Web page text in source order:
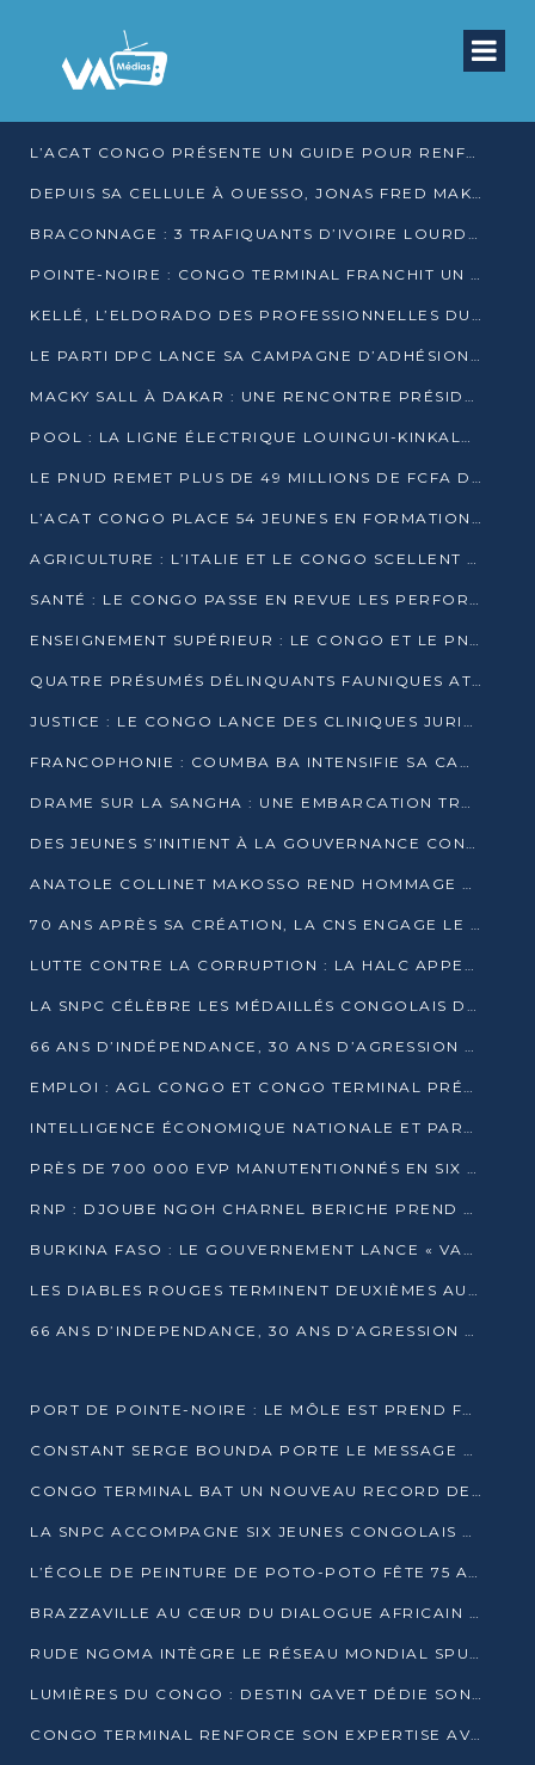
L’ACAT CONGO PRÉSENTE UN GUIDE POUR RENFORCER LES GARANTIES JUDICIAIRES EN GARDE À VUE
DEPUIS SA CELLULE À OUESSO, JONAS FRED MAKITA DÉNONCE CE QU’IL QUALIFIE DE DÉNI DE JUSTICE
BRACONNAGE : 3 TRAFIQUANTS D’IVOIRE LOURDEMENT CONDAMNÉS À DJAMBALA
POINTE-NOIRE : CONGO TERMINAL FRANCHIT UN CAP HISTORIQUE AVEC 99 MOUVEMENTS/HEURE
KELLÉ, L’ELDORADO DES PROFESSIONNELLES DU SEXE
LE PARTI DPC LANCE SA CAMPAGNE D’ADHÉSIONS ET VEUT STRUCTURER SA PRÉSENCE DANS LES 15 DÉPARTEMENTS
MACKY SALL À DAKAR : UNE RENCONTRE PRÉSIDENTIELLE QUI DIVISE L’OPINION SÉNÉGALAISE
POOL : LA LIGNE ÉLECTRIQUE LOUINGUI-KINKALA-BOKO MISE EN SERVICE
LE PNUD REMET PLUS DE 49 MILLIONS DE FCFA D’ÉQUIPEMENTS POUR ACCÉLÉRER LA NUMÉRISATION DU SYSTÈME DE SANTÉ
L’ACAT CONGO PLACE 54 JEUNES EN FORMATION PROFESSIONNELLE
AGRICULTURE : L’ITALIE ET LE CONGO SCELLENT UN PARTENARIAT POUR UNE PRODUCTION LOCALE DURABLE
SANTÉ : LE CONGO PASSE EN REVUE LES PERFORMANCES DE SES HÔPITAUX À MI-PARCOURS
ENSEIGNEMENT SUPÉRIEUR : LE CONGO ET LE PNUD VEULENT RAPPROCHER LA FORMATION UNIVERSITAIRE DES BESOINS DU MARCHÉ DE L’EMPLOI
QUATRE PRÉSUMÉS DÉLINQUANTS FAUNIQUES ATTENDUS DEVANT LA JUSTICE POUR TRAFIC D’IVOIRE
JUSTICE : LE CONGO LANCE DES CLINIQUES JURIDIQUES POUR RAPPROCHER LE DROIT DES CITOYENS
FRANCOPHONIE : COUMBA BA INTENSIFIE SA CAMPAGNE POUR LA SUCCESSION À LA TÊTE DE L’OIF
DRAME SUR LA SANGHA : UNE EMBARCATION TRANSPORTANT DES FIDÈLES DE « NZAMBÉ YA L’HUILE » FAIT NAUFRAGE À OUESSO
DES JEUNES S’INITIENT À LA GOUVERNANCE CONTINENTALE À BRAZZAVILLE
ANATOLE COLLINET MAKOSSO REND HOMMAGE À JEAN-PAUL PIGASSE
70 ANS APRÈS SA CRÉATION, LA CNS ENGAGE LE VIRAGE DE LA DIGITALISATION
LUTTE CONTRE LA CORRUPTION : LA HALC APPELLE À PASSER DES DISCOURS AUX ACTES
LA SNPC CÉLÈBRE LES MÉDAILLÉS CONGOLAIS DES OLYMPIADES PANAFRICAINES DE MATHÉMATIQUES 2026
66 ANS D’INDÉPENDANCE, 30 ANS D’AGRESSION RWANDAISE : 4 PRÉSIDENCES, UN ÉCHEC COLLECTIF
EMPLOI : AGL CONGO ET CONGO TERMINAL PRÉSÉLECTIONNENT PLUS DE 70 JEUNES À POINTE-NOIRE
INTELLIGENCE ÉCONOMIQUE NATIONALE ET PARTENARIATS INTERNATIONAUX : VERS UNE DOCTRINE SOUVERAINE DE SÉCURITÉ ÉCONOMIQUE
PRÈS DE 700 000 EVP MANUTENTIONNÉS EN SIX MOIS PAR CONGO TERMINAL
RNP : DJOUBE NGOH CHARNEL BERICHE PREND LES RÊNES DU PARTI
BURKINA FASO : LE GOUVERNEMENT LANCE « VACANCES UTILES 2026 » POUR FORMER LES ÉLÈVES À 15 MÉTIERS
LES DIABLES ROUGES TERMINENT DEUXIÈMES AU CHAMPIONNAT D’AFRIQUE ZONE 3
66 ANS D’INDEPENDANCE, 30 ANS D’AGRESSION RWAN DAISE : 4 PRESIDENCES, UN ECHEC COLLECTIF
PORT DE POINTE-NOIRE : LE MÔLE EST PREND FORME ET VISE LES GÉANTS DES MERS
CONSTANT SERGE BOUNDA PORTE LE MESSAGE DE COMPASSION DE DENIS SASSOU NGUESSO EN IRAN
CONGO TERMINAL BAT UN NOUVEAU RECORD DE PRODUCTIVITÉ AU PORT DE POINTE-NOIRE
LA SNPC ACCOMPAGNE SIX JEUNES CONGOLAIS AUX OLYMPIADES PANAFRICAINES DE MATHÉMATIQUES
L’ÉCOLE DE PEINTURE DE POTO-POTO FÊTE 75 ANS AU SERVICE DE L’ART CONGOLAIS
BRAZZAVILLE AU CŒUR DU DIALOGUE AFRICAIN SUR LES OBJECTIFS DE DÉVELOPPEMENT DURABLE
RUDE NGOMA INTÈGRE LE RÉSEAU MONDIAL SPUTNIK PRO APRÈS UNE FORMATION À MOSCOU
LUMIÈRES DU CONGO : DESTIN GAVET DÉDIE SON PRIX À L’UNITÉ NATIONALE ET À LA JEUNESSE
CONGO TERMINAL RENFORCE SON EXPERTISE AVEC NEUF NOUVEAUX FORMATEURS EN ENGINS PORTUAIRES